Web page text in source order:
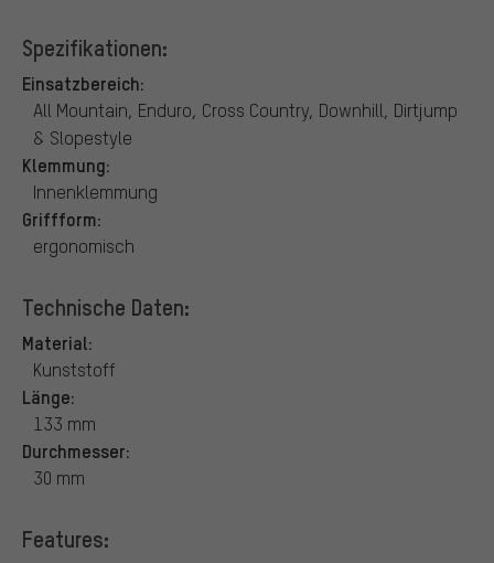
Spezifikationen:
Einsatzbereich:
All Mountain, Enduro, Cross Country, Downhill, Dirtjump
& Slopestyle
Klemmung:
Innenklemmung
Griffform:
ergonomisch
Technische Daten:
Material:
Kunststoff
Länge:
133 mm
Durchmesser:
30 mm
Features: